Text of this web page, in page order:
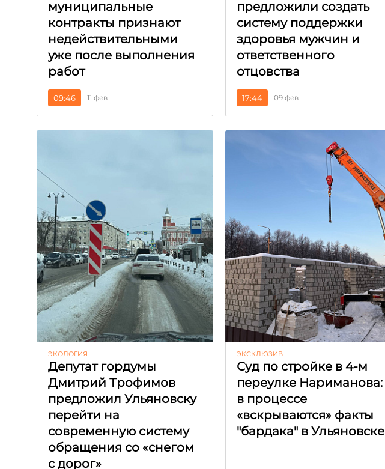
муниципальные
контракты признают
недействительными
уже после выполнения
работ
09:46 11 фев
предложили создать
систему поддержки
здоровья мужчин и
ответственного
отцовства
17:44 09 фев
ЭКОЛОГИЯ
Депутат гордумы
Дмитрий Трофимов
предложил Ульяновску
перейти на
современную систему
обращения со «снегом
с дорог»
ЭКСКЛЮЗИВ
Суд по стройке в 4‑м
переулке Нариманова:
в процессе
«вскрываются» факты
"бардака" в Ульяновске